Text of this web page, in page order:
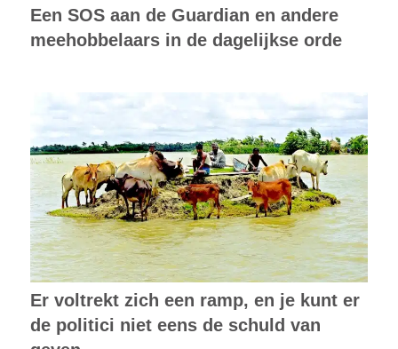
Een SOS aan de Guardian en andere
meehobbelaars in de dagelijkse orde
Er voltrekt zich een ramp, en je kunt er
de politici niet eens de schuld van